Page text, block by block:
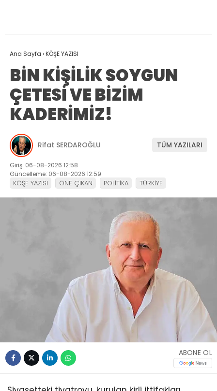
Ana Sayfa ›KÖŞE YAZISI
BİN KİŞİLİK SOYGUN
ÇETESİ VE BİZİM
KADERİMİZ!
Rifat SERDAROĞLU TÜM YAZILARI
Giriş: 06-08-2026 12:58
Güncelleme: 06-08-2026 12:59
KÖŞE YAZISI ÖNE ÇIKAN POLİTİKA TÜRKİYE
ABONE OL